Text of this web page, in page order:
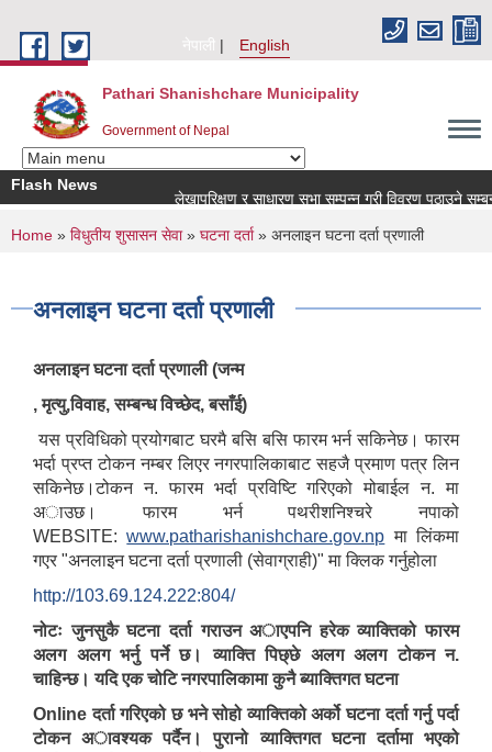
नेपाली
English
Pathari Shanishchare Municipality
Government of Nepal
Flash News
लेखापरिक्षण र साधारण सभा सम्पन्न गरी विवरण पठाउने
You are here
Home » विधुतीय शुसासन सेवा» घटना दर्ता» अनलाइन घटना दर्ता प्रणाली
अनलाइन घटना दर्ता प्रणाली
अनलाइन घटना दर्ता प्रणाली (जन्म
, मृत्यु,विवाह, सम्बन्ध विच्छेद, बसाँई)
यस प्रविधिको प्रयोगबाट घरमै बसि बसि फारम भर्न सकिनेछ। फारम
भर्दा प्रप्त टोकन नम्बर लिएर नगरपालिकाबाट सहजै प्रमाण पत्र लिन
सकिनेछ।टोकन न. फारम भर्दा प्रविष्टि गरिएको मोबाईल न. मा
अाउछ। फारम भर्न पथरीशनिश्चरे नपाको
WEBSITE:www.patharishanishchare.gov.np मा लिंकमा
गएर "अनलाइन घटना दर्ता प्रणाली (सेवाग्राही)" मा क्लिक गर्नुहोला
http://103.69.124.222:804/
नोटः जुनसुकै घटना दर्ता गराउन अाएपनि हरेक व्याक्तिको फारम
अलग अलग भर्नु पर्ने छ। व्याक्ति पिछ्छे अलग अलग टोकन न.
चाहिन्छ। यदि एक चोटि नगरपालिकामा कुनै ब्याक्तिगत घटना
Online दर्ता गरिएको छ भने सोहो व्याक्तिको अर्को घटना दर्ता गर्नु पर्दा
टोकन अावश्यक पर्दैन। पुरानो व्याक्तिगत घटना दर्तामा भएको